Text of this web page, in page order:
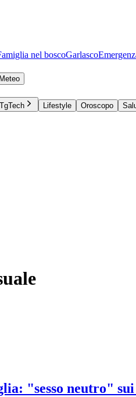
nel boscoGarlasco
Meteo
TgTech Lifestyle Oroscopo
"sesso neutro"